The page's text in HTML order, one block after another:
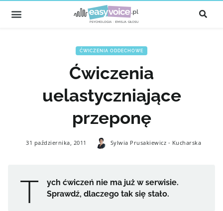
ĆWICZENIA ODDECHOWE
Ćwiczenia
uelastyczniające
przeponę
31 października, 2011 Sylwia Prusakiewicz - Kucharska
T
ych ćwiczeń nie ma już w serwisie.
Sprawdź, dlaczego tak się stało.